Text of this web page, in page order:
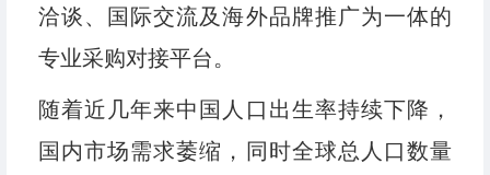
洽谈、国际交流及海外品牌推广为一体的
专业采购对接平台。
随着近几年来中国人口出生率持续下降，
国内市场需求萎缩，同时全球总人口数量